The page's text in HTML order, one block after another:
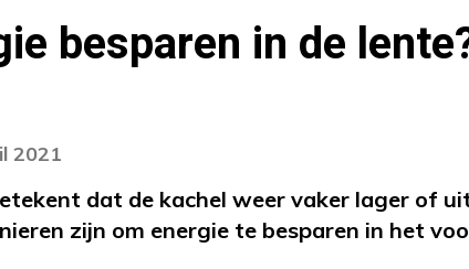
besparen in de
2021
dat de kachel weer vaker lager of
zijn om energie te besparen in het